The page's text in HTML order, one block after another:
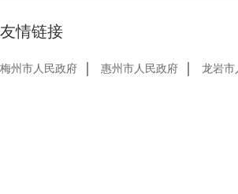
友情链接
梅州市人民政府 惠州市人民政府 龙岩市